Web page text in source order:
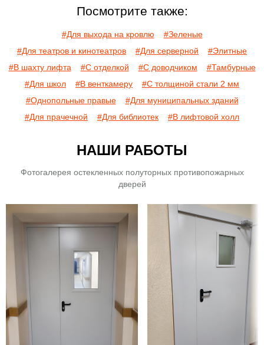
Посмотрите также:
#Для выхода на кровлю
#Зеленые
#Для театров и кинотеатров
#Для серверной
#Элитные
#В шахту лифта
#С отделкой #С доводчиком
#Тамбурные
#Для школ
#В венткамеру
#С толщиной стали 2 мм
#Однопольные правые
#Для муниципальных зданий
#Для прачечной
#Для библиотек #В лифтовой холл
НАШИ РАБОТЫ
Фотогалерея остекленных полуторных противопожарных
дверей